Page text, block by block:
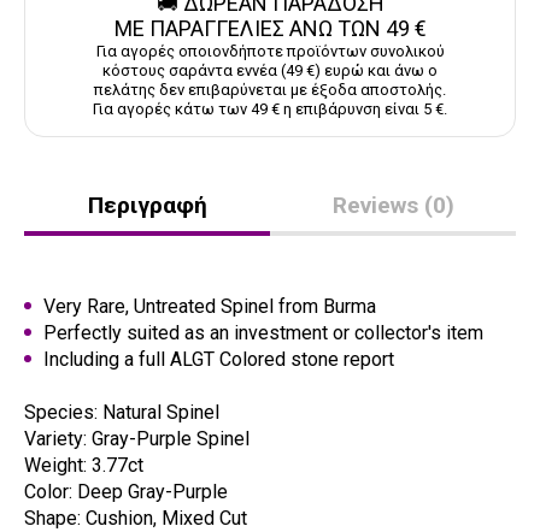
ΜΕ ΠΑΡΑΓΓΕΛΙΕΣ ΑΝΩ ΤΩΝ 49 €
Για αγορές οποιονδήποτε προϊόντων συνολικού
κόστους σαράντα εννέα (49 €) ευρώ και άνω ο
πελάτης δεν επιβαρύνεται με έξοδα αποστολής.
Για αγορές κάτω των 49 € η επιβάρυνση είναι 5 €.
Περιγραφή Reviews (0)
Very Rare, Untreated Spinel from Burma
Perfectly suited as an investment or collector's item
Including a full ALGT Colored stone report
Species: Natural Spinel
Variety: Gray-Purple Spinel
Weight: 3.77ct
Color: Deep Gray-Purple
Shape: Cushion, Mixed Cut